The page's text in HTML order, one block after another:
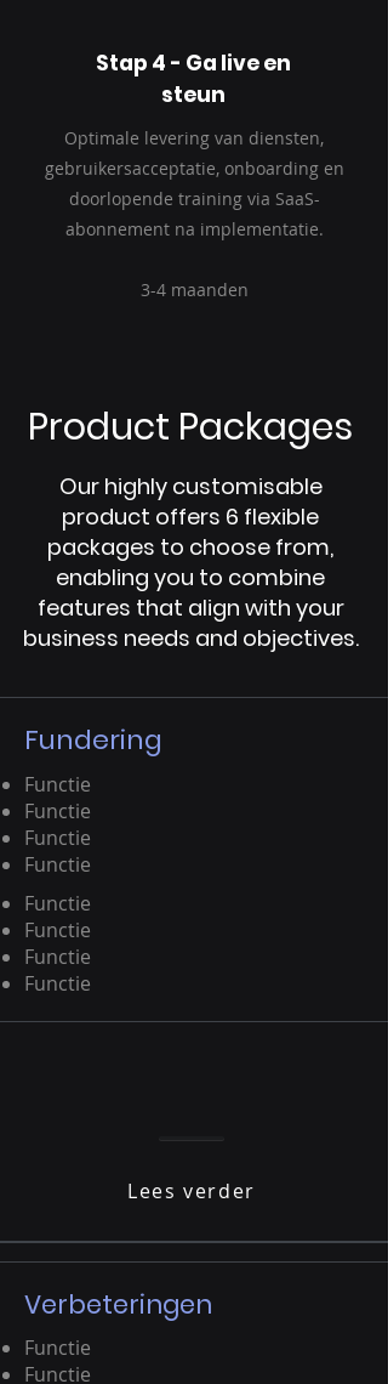
Stap 4 - Ga live en
steun
Optimale levering van diensten,
gebruikersacceptatie, onboarding en
doorlopende training via SaaS-
abonnement na implementatie.
3-4 maanden
Product Packages
Our highly customisable
product offers 6 flexible
packages to choose from,
enabling you to combine
features that align with your
business needs and objectives.
Fundering
Functie
Functie
Functie
Functie
Functie
Functie
Functie
Functie
Lees verder
Verbeteringen
Functie
Functie